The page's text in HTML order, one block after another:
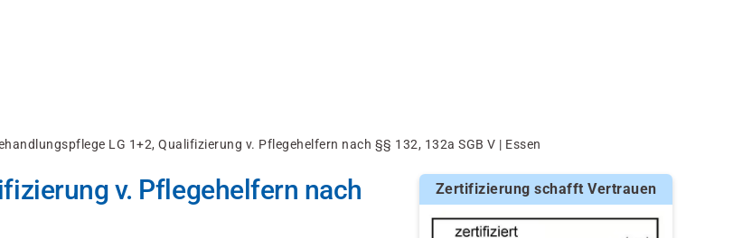
LG 1+2, Qualifizierung v. Pflegehelfern nach §§ 132, 132a SGB V | Essen
v. Pflegehelfern nach
Zertifizierung schafft Vertrauen